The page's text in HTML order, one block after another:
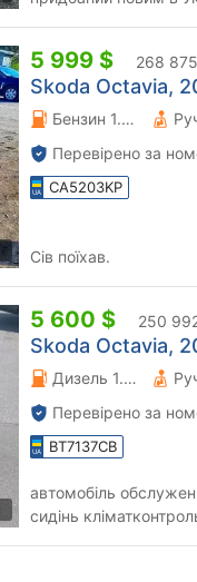
5 999 $ 268
Skoda Octavia,
Бензин 1.6 л.
Перевірено за
CA5203KP
Сів поїхав.
5 600 $ 250
Skoda Octavia,
Дизель 1.9 л.
Перевірено за
BT7137CB
автомобіль обслужений. круїзконтроль парктронік
сидінь